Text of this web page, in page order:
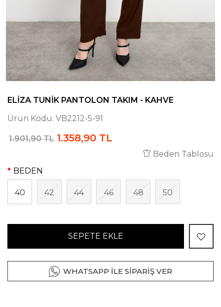
ELIZA TUNIK PANTOLON TAKIM - KAHVE
Ürün Kodu: VB2212-5-91
1.901,90 TL 1.358,90 TL
Beden Tablosu
BEDEN
40 42 44 46 48 50
SEPETE EKLE
WHATSAPP İLE SİPARİŞ VER